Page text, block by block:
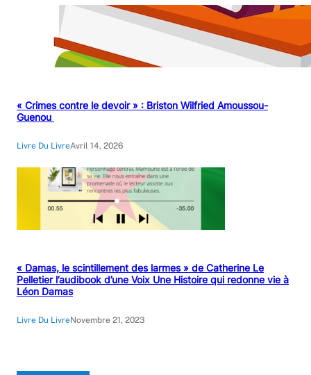
« Crimes contre le devoir » : Briston Wilfried Amoussou-
Guenou
Livre Du LivreAvril 14, 2026
« Damas, le scintillement des larmes » de Catherine Le
Pelletier l’audibook d’une Voix Une Histoire qui redonne vie à
Léon Damas
Livre Du LivreNovembre 21, 2023